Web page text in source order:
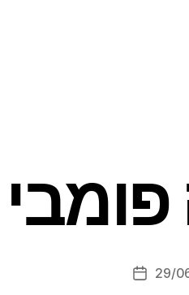
Post29/